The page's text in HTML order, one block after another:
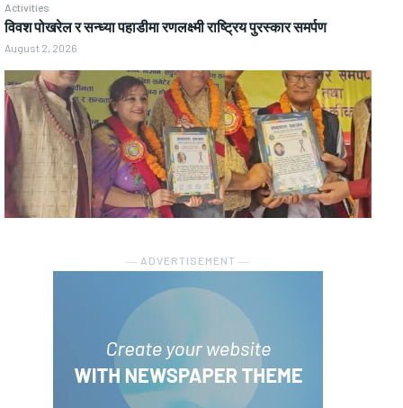
Activities
विवश पोखरेल र सन्ध्या पहाडीमा रणलक्ष्मी राष्ट्रिय पुरस्कार समर्पण
August 2, 2026
― ADVERTISEMENT ―